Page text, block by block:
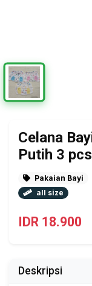
Celana
Putih 3 pcs
Pakaian Bayi
all size
IDR 18.900
Deskripsi